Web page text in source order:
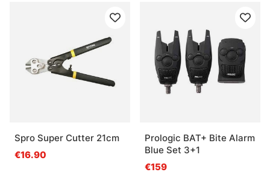
Spro Super Cutter 21cm
€16.90
Prologic BAT+ Bite Alarm
Blue Set 3+1
€159